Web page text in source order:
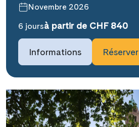
Link kopieren
Novembre 2026
6 joursà partir de CHF 840
Informations Réserver